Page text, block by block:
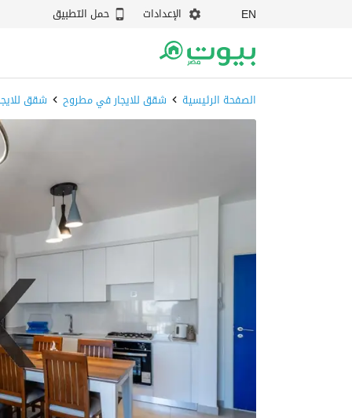
EN الإعدادات حمل التطبيق
الصفحة الرئيسية شقق للايجار في مطروح شقق